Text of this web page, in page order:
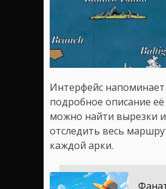
Интерфейс
подробное описание
можно найти вырезки
отследить весь
каждой арки.